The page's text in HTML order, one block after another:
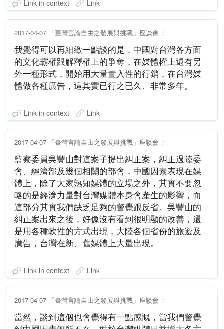
Link in context Link
2017-04-07 「臺灣言論自由之發展與挑戰」座談會
我覺得可以再細緻一點談的是，中國對台灣各方面
的文化霸權跟解釋權上的爭奪，在媒體權上還有另
外一種形式，開始用大量置入性的行銷，在台灣媒
體做各種廣告，這其實已行之已久、非常多年。
Link in context Link
2017-04-07 「臺灣言論自由之發展與挑戰」座談會
監察委員吳豐山對這案子提出糾正案，糾正過陸委
會、經濟部及幾個相關的部會，中國因素表現在媒
體上，除了大家熟知媒體的立場之外，其實不要忽
略的是經濟力量對台灣媒體本身會產生的影響，而
這部分其實我們缺乏足夠的警覺跟反省。吳豐山的
糾正案出來之後，好像沒有看到很明顯的改善，還
是用各種軟性的方式出現，大陸各個省份的旅遊及
廣告，台灣在新、舊媒體上大量出現。
Link in context Link
2017-04-07 「臺灣言論自由之發展與挑戰」座談會
當然，談到這個也會覺得有一點感慨，當我們警覺